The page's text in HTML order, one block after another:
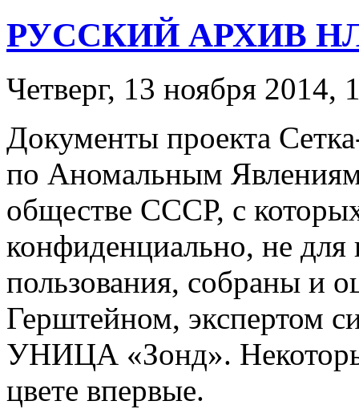
РУССКИЙ АРХИВ
Четверг, 13 ноября 2014,
Документы проекта
по Аномальным
обществе СССР, с
конфиденциально, не для
пользования, собраны и
Герштейном, экспертом
УНИЦА «Зонд».
цвете впервые.